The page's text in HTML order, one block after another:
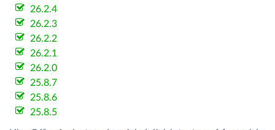
26.2.4
26.2.3
26.2.2
26.2.1
26.2.0
25.8.7
25.8.6
25.8.5